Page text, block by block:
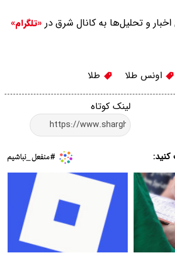
و تحلیل‌ها به کانال شرق در «تلگرام»
اونس طلا طلا
لینک کوتاه
کنید: